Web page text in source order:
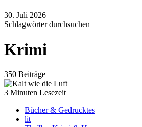
30. Juli 2026
Schlagwörter durchsuchen
Krimi
350 Beiträge
3 Minuten Lesezeit
Bücher & Gedrucktes
lit